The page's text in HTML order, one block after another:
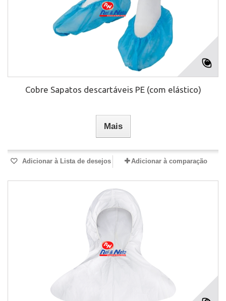
Cobre Sapatos descartáveis PE (com elástico)
Mais
Adicionar à Lista de desejos Adicionar à comparação